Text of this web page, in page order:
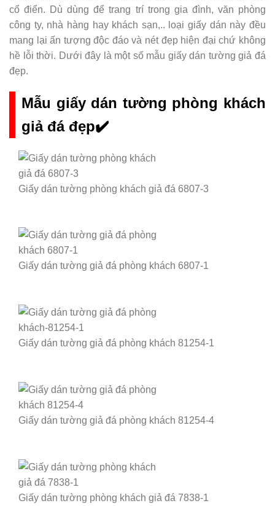
cổ điển. Dù dùng để trang trí trong gia đình, văn phòng
công ty, nhà hàng hay khách sạn,.. loại giấy dán này đều
mang lại ấn tượng độc đáo và nét đẹp hiện đại chứ không
hề lỗi thời. Dưới đây là một số mẫu giấy dán tường giả đá
đẹp.
Mẫu giấy dán tường phòng khách
giả đá đẹp✔️
Giấy dán tường phòng khách giả đá 6807-3
Giấy dán tường giả đá phòng khách 6807-1
Giấy dán tường giả đá phòng khách 81254-1
Giấy dán tường giả đá phòng khách 81254-4
Giấy dán tường phòng khách giả đá 7838-1